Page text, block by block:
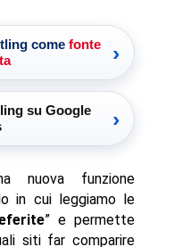
come fonte
›
su Google
›
nuova funzione
in cui leggiamo le
” e permette
siti far comparire